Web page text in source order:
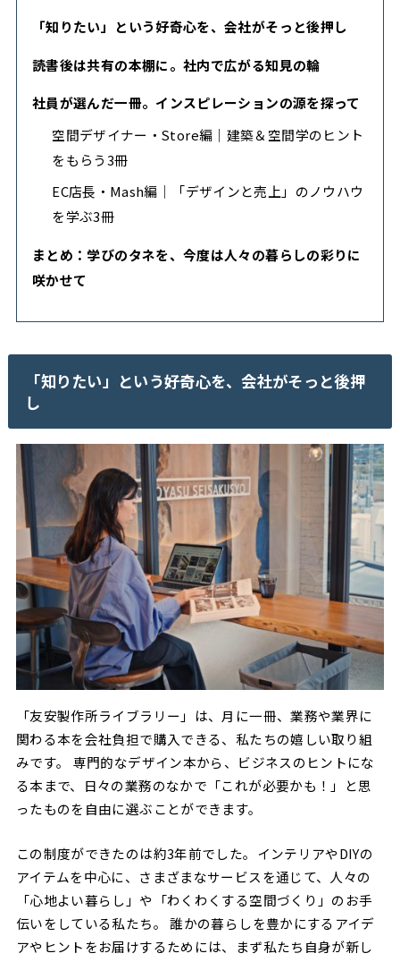
「知りたい」という好奇心を、会社がそっと後押し
読書後は共有の本棚に。社内で広がる知見の輪
社員が選んだ一冊。インスピレーションの源を探って
空間デザイナー・Store編｜建築＆空間学のヒント
をもらう3冊
EC店長・Mash編｜「デザインと売上」のノウハウ
を学ぶ3冊
まとめ：学びのタネを、今度は人々の暮らしの彩りに
咲かせて
「知りたい」という好奇心を、会社がそっと後押
し
「友安製作所ライブラリー」は、月に一冊、業務や業界に
関わる本を会社負担で購入できる、私たちの嬉しい取り組
みです。 専門的なデザイン本から、ビジネスのヒントにな
る本まで、日々の業務のなかで「これが必要かも！」と思
ったものを自由に選ぶことができます。
この制度ができたのは約3年前でした。インテリアやDIYの
アイテムを中心に、さまざまなサービスを通じて、人々の
「心地よい暮らし」や「わくわくする空間づくり」のお手
伝いをしている私たち。 誰かの暮らしを豊かにするアイデ
アやヒントをお届けするためには、まず私たち自身が新し